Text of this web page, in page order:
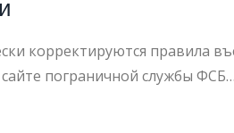
корректируются правила
пограничной службы ФСБ…